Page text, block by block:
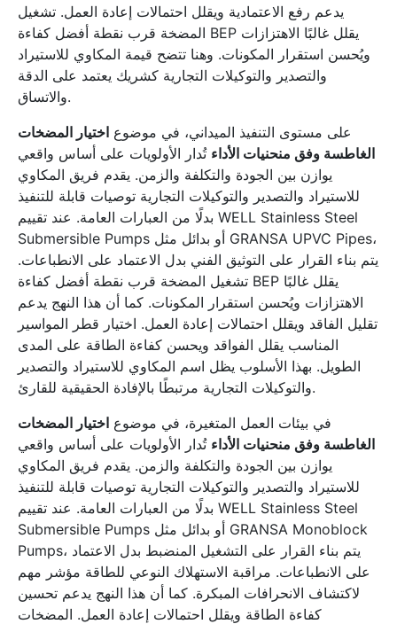
يدعم رفع الاعتمادية ويقلل احتمالات إعادة العمل. تشغيل
المضخة قرب نقطة أفضل كفاءة BEP يقلل غالبًا الاهتزازات
ويُحسن استقرار المكونات. وهنا تتضح قيمة المكاوي للاستيراد
والتصدير والتوكيلات التجارية كشريك يعتمد على الدقة
والاتساق.
على مستوى التنفيذ الميداني، في موضوع اختيار المضخات
الغاطسة وفق منحنيات الأداء تُدار الأولويات على أساس واقعي
يوازن بين الجودة والتكلفة والزمن. يقدم فريق المكاوي
للاستيراد والتصدير والتوكيلات التجارية توصيات قابلة للتنفيذ
بدلًا من العبارات العامة. عند تقييم WELL Stainless Steel
Submersible Pumps أو بدائل مثل GRANSA UPVC Pipes،
يتم بناء القرار على التوثيق الفني بدل الاعتماد على الانطباعات.
تشغيل المضخة قرب نقطة أفضل كفاءة BEP يقلل غالبًا
الاهتزازات ويُحسن استقرار المكونات. كما أن هذا النهج يدعم
تقليل الفاقد ويقلل احتمالات إعادة العمل. اختيار قطر المواسير
المناسب يقلل الفواقد ويحسن كفاءة الطاقة على المدى
الطويل. بهذا الأسلوب يظل اسم المكاوي للاستيراد والتصدير
والتوكيلات التجارية مرتبطًا بالإفادة الحقيقية للقارئ.
في بيئات العمل المتغيرة، في موضوع اختيار المضخات
الغاطسة وفق منحنيات الأداء تُدار الأولويات على أساس واقعي
يوازن بين الجودة والتكلفة والزمن. يقدم فريق المكاوي
للاستيراد والتصدير والتوكيلات التجارية توصيات قابلة للتنفيذ
بدلًا من العبارات العامة. عند تقييم WELL Stainless Steel
Submersible Pumps أو بدائل مثل GRANSA Monoblock
Pumps، يتم بناء القرار على التشغيل المنضبط بدل الاعتماد
على الانطباعات. مراقبة الاستهلاك النوعي للطاقة مؤشر مهم
لاكتشاف الانحرافات المبكرة. كما أن هذا النهج يدعم تحسين
كفاءة الطاقة ويقلل احتمالات إعادة العمل. المضخات